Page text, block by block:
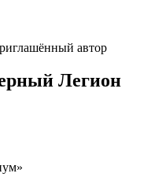
автор
Легион